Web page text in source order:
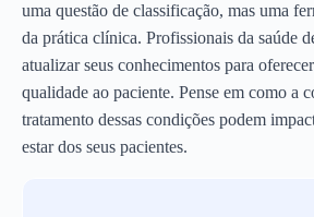
uma questão de classificação, mas uma
da prática clínica. Profissionais da saúde
atualizar seus conhecimentos para
qualidade ao paciente. Pense em como a
tratamento dessas condições podem
estar dos seus pacientes.